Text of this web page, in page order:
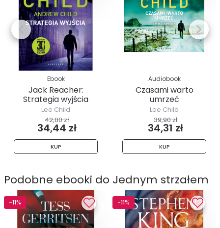
Ebook
Jack Reacher:
Strategia wyjścia
Lee Child
42,00 zł
34,44 zł
KUP
Audiobook
Czasami warto
umrzeć
Lee Child
39,90 zł
34,31 zł
KUP
Podobne ebooki do Jednym strzałem
-11% -11%